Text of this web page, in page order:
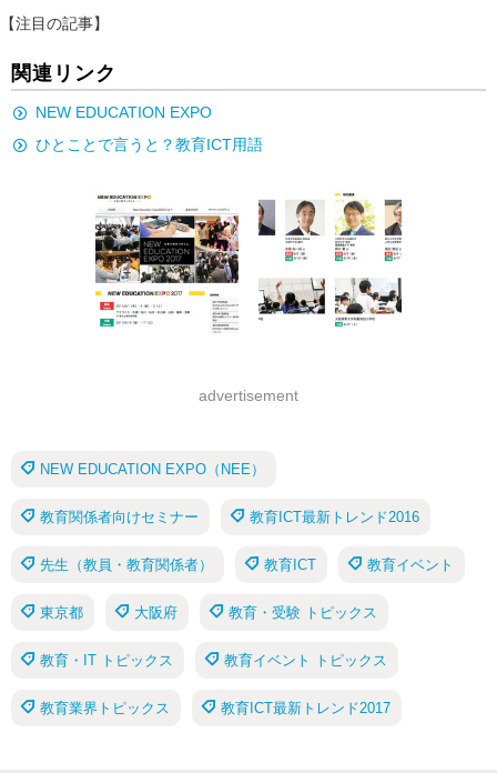
【注目の記事】
関連リンク
NEW EDUCATION EXPO
ひとことで言うと？教育ICT用語
advertisement
NEW EDUCATION EXPO（NEE）
教育関係者向けセミナー 教育ICT最新トレンド2016
先生（教員・教育関係者） 教育ICT 教育イベント
東京都 大阪府 教育・受験 トピックス
教育・IT トピックス 教育イベント トピックス
教育業界トピックス 教育ICT最新トレンド2017